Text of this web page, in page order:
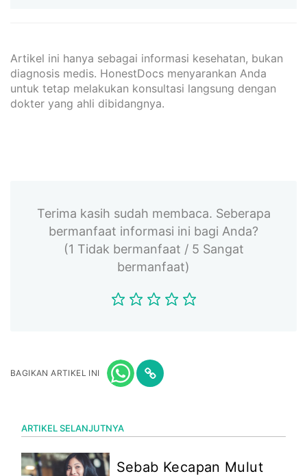
Artikel ini hanya sebagai informasi kesehatan, bukan
diagnosis medis. HonestDocs menyarankan Anda
untuk tetap melakukan konsultasi langsung dengan
dokter yang ahli dibidangnya.
Terima kasih sudah membaca. Seberapa
bermanfaat informasi ini bagi Anda?
(1 Tidak bermanfaat / 5 Sangat
bermanfaat)
BAGIKAN ARTIKEL INI
ARTIKEL SELANJUTNYA
Sebab Kecapan Mulut